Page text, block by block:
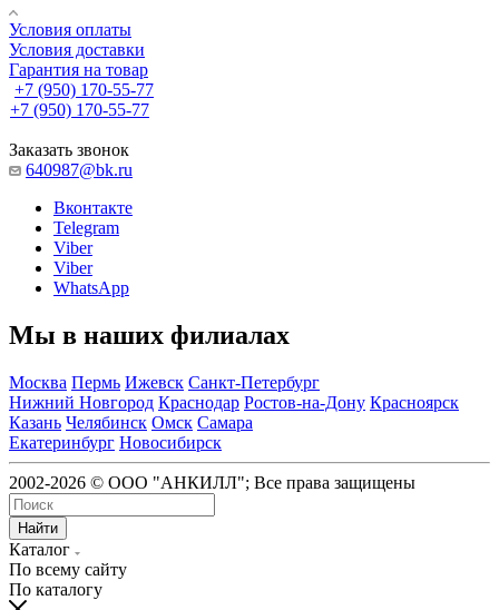
Условия оплаты
Условия доставки
Гарантия на товар
+7 (950) 170-55-77
+7 (950) 170-55-77
Заказать звонок
640987@bk.ru
Вконтакте
Telegram
Viber
Viber
WhatsApp
Мы в наших филиалах
Москва Пермь Ижевск Санкт-Петербург
Нижний Новгород Краснодар Ростов-на-Дону Красноярск
Казань Челябинск Омск Самара
Екатеринбург Новосибирск
2002-2026 © ООО "АНКИЛЛ"; Все права защищены
Найти
Каталог
По всему сайту
По каталогу